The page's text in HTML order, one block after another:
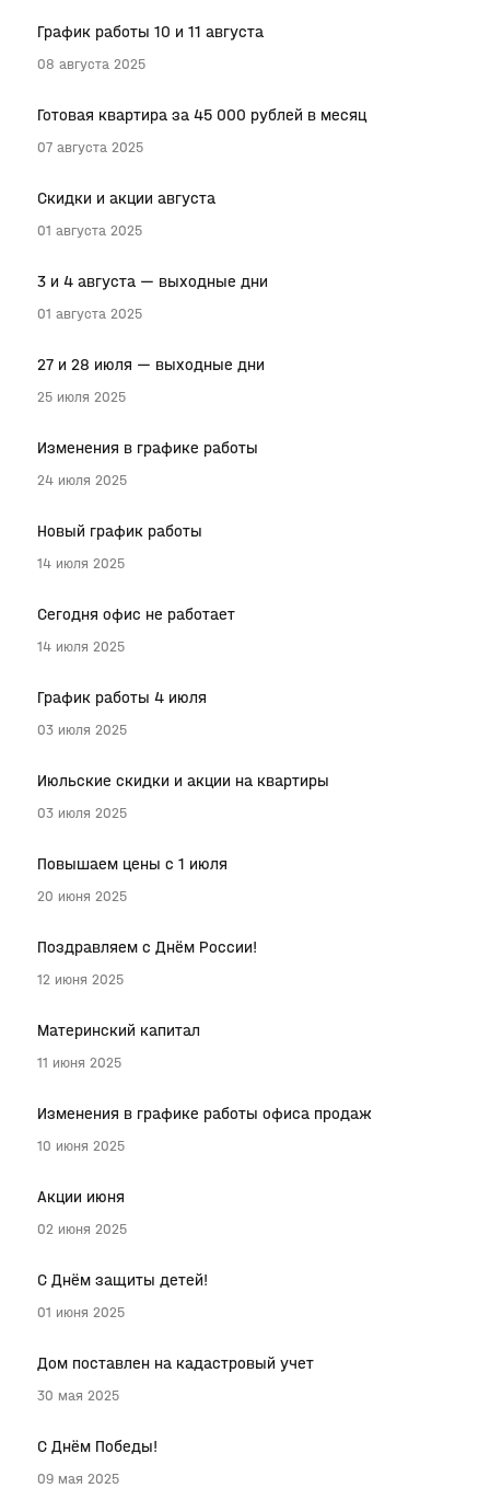
График работы 10 и 11 августа
08 августа 2025
Готовая квартира за 45 000 рублей в месяц
07 августа 2025
Скидки и акции августа
01 августа 2025
3 и 4 августа — выходные дни
01 августа 2025
27 и 28 июля — выходные дни
25 июля 2025
Изменения в графике работы
24 июля 2025
Новый график работы
14 июля 2025
Сегодня офис не работает
14 июля 2025
График работы 4 июля
03 июля 2025
Июльские скидки и акции на квартиры
03 июля 2025
Повышаем цены с 1 июля
20 июня 2025
Поздравляем с Днём России!
12 июня 2025
Материнский капитал
11 июня 2025
Изменения в графике работы офиса продаж
10 июня 2025
Акции июня
02 июня 2025
С Днём защиты детей!
01 июня 2025
Дом поставлен на кадастровый учет
30 мая 2025
С Днём Победы!
09 мая 2025